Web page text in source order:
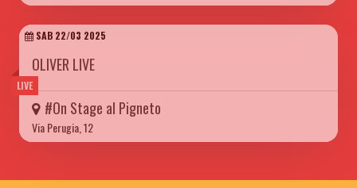
LIVE
SAB 22/03 2025
OLIVER LIVE
#On Stage al Pigneto
Via Perugia, 12